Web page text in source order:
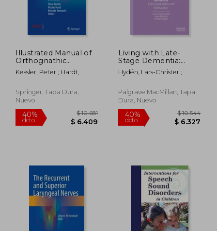
40%
dcto.
40%
dcto.
Illustrated Manual of
Orthognathic
Surgery: Osteotomies
of the Maxilla and
Kessler, Peter ; Hardt,
Kensuke
Springer, Tapa Dura,
Nuevo
Living with Late-
Stage Dementia:
Communication,
Support, and
Inglés)
Hydén, Lars-Christer ;
Majlesi, Ali
Palgrave MacMillan, Tapa
Dura, Nuevo